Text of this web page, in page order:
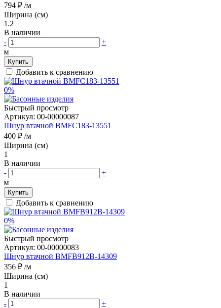
794 ₽ /м
Ширина (см)
1.2
В наличии
-
+
м
Купить
Добавить к сравнению
0%
Быстрый просмотр
Артикул: 00-00000087
Шнур втачной BMFC183-13551
400 ₽ /м
Ширина (см)
1
В наличии
-
+
м
Купить
Добавить к сравнению
0%
Быстрый просмотр
Артикул: 00-00000083
Шнур втачной BMFB912B-14309
356 ₽ /м
Ширина (см)
1
В наличии
-
+